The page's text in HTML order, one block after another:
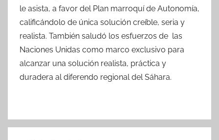
le asista, a favor del Plan marroquí de Autonomía,
calificándolo de única solución creíble, seria y
realista. También saludó los esfuerzos de las
Naciones Unidas como marco exclusivo para
alcanzar una solución realista, práctica y
duradera al diferendo regional del Sáhara.